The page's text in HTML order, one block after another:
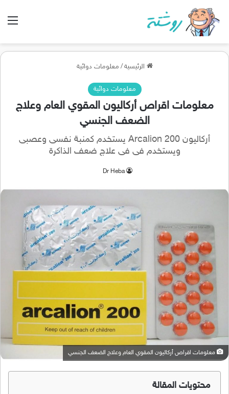
الرئيسية / معلومات دوائية
معلومات دوائية
معلومات اقراص أركاليون المقوي العام وعلاج
الضعف الجنسي
أركاليون 200 Arcalion يستخدم كمنبة نفسى وعصبى
ويستخدم فى فى علاج ضعف الذاكرة
Dr Heba
معلومات اقراص أركاليون المقوي العام وعلاج الضعف الجنسي
محتويات المقالة